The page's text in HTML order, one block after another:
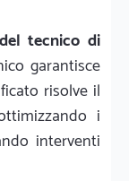
tecnico di
garantisce
risolve il
i
interventi